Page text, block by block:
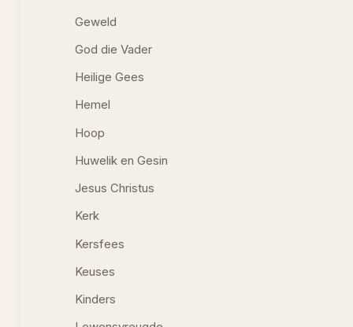
Geweld
God die Vader
Heilige Gees
Hemel
Hoop
Huwelik en Gesin
Jesus Christus
Kerk
Kersfees
Keuses
Kinders